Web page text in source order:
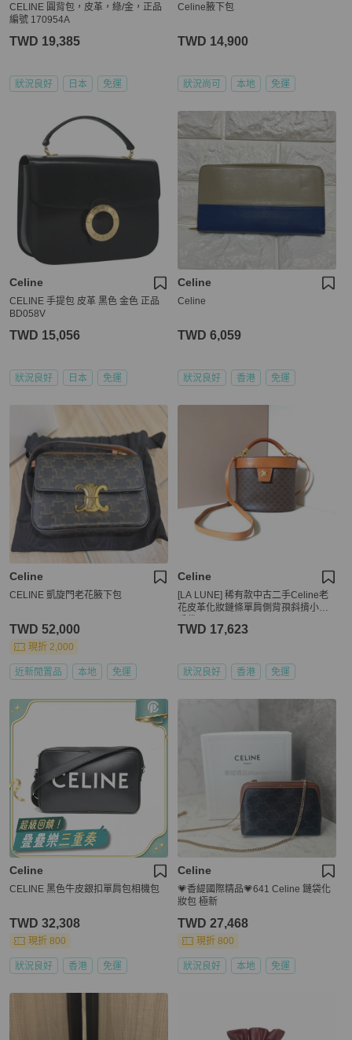
CELINE 圓背包，皮革，綠/金，正品
編號 170954A
TWD 19,385
狀況良好 日本 免運
Celine腋下包
TWD 14,900
狀況尚可 本地 免運
Celine
CELINE 手提包 皮革 黑色 金色 正品
BD058V
TWD 15,056
狀況良好 日本 免運
Celine
Celine
TWD 6,059
狀況良好 香港 免運
Celine
CELINE 凱旋門老花腋下包
TWD 52,000
現折 2,000
近新閒置品 本地 免運
Celine
[LA LUNE] 稀有款中古二手Celine老
花皮革化妝鏈條單肩側背孭斜揹小包
TWD 17,623
狀況良好 香港 免運
Celine
CELINE 黑色牛皮銀扣單肩包相機包
TWD 32,308
現折 800
狀況良好 香港 免運
Celine
💗香緹國際精品💗641 Celine 鏈袋化
妝包 極新
TWD 27,468
現折 800
狀況良好 本地 免運